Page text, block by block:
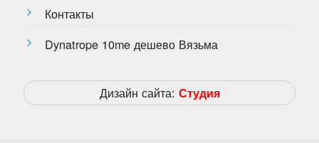
Контакты
Dynatrope 10me дешево Вязьма
Дизайн сайта: Студия